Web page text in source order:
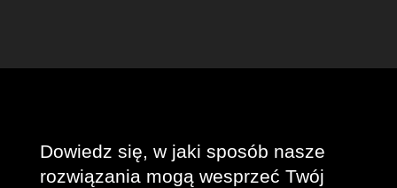
Dowiedz się, w jaki sposób nasze
rozwiązania mogą wesprzeć Twój